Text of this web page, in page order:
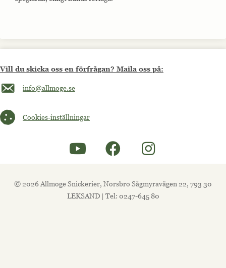
Vill du skicka oss en förfrågan? Maila oss på:
Maila oss på info@allmoge.se
info@allmoge.se
Cookies-inställningar
Cookies-inställningar
© 2026 Allmoge Snickerier, Norsbro Sågmyravägen 22, 793 30
LEKSAND | Tel: 0247-645 80